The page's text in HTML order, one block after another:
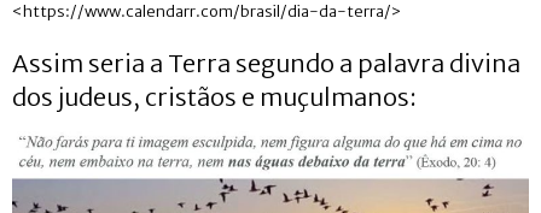
<https://www.calendarr.com/brasil/dia-da-terra/>
Assim seria a Terra segundo a palavra divina
dos judeus, cristãos e muçulmanos: